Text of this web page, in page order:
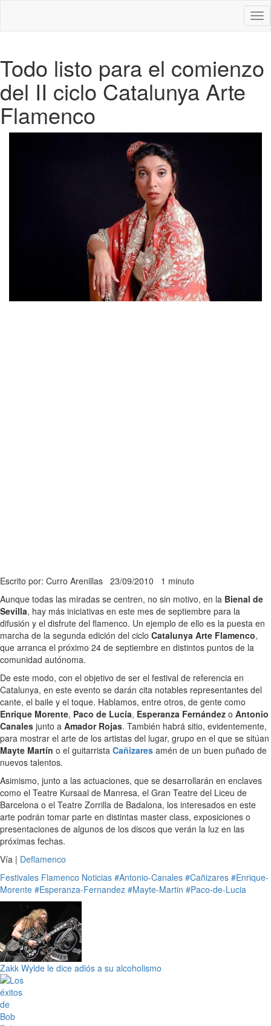
Todo listo para el comienzo
del II ciclo Catalunya Arte
Flamenco
Escrito por: Curro Arenillas 23/09/2010 1 minuto
Aunque todas las miradas se centren, no sin motivo, en la Bienal de
Sevilla, hay más iniciativas en este mes de septiembre para la
difusión y el disfrute del flamenco. Un ejemplo de ello es la puesta en
marcha de la segunda edición del ciclo Catalunya Arte Flamenco,
que arranca el próximo 24 de septiembre en distintos puntos de la
comunidad autónoma.
De este modo, con el objetivo de ser el festival de referencia en
Catalunya, en este evento se darán cita notables representantes del
cante, el baile y el toque. Hablamos, entre otros, de gente como
Enrique Morente, Paco de Lucía, Esperanza Fernández o Antonio
Canales junto a Amador Rojas. También habrá sitio, evidentemente,
para mostrar el arte de los artistas del lugar, grupo en el que se sitúan
Mayte Martín o el guitarrista Cañizares amén de un buen puñado de
nuevos talentos.
Asimismo, junto a las actuaciones, que se desarrollarán en enclaves
como el Teatre Kursaal de Manresa, el Gran Teatre del Liceu de
Barcelona o el Teatre Zorrilla de Badalona, los interesados en este
arte podrán tomar parte en distintas master class, exposiciones o
presentaciones de algunos de los discos que verán la luz en las
próximas fechas.
Vía | Deflamenco
Festivales Flamenco Noticias #Antonio-Canales #Cañizares #Enrique-
Morente #Esperanza-Fernandez #Mayte-Martin #Paco-de-Lucia
Zakk Wylde le dice adiós a su alcoholismo